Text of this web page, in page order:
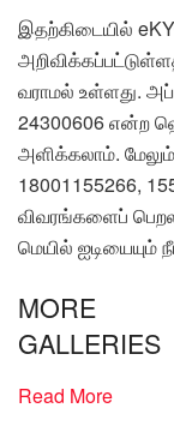
இதற்கிடையில்
வராமல் உள்ளது.
24300606 என்ற
அளிக்கலாம்.
18001155266,
விவரங்களைப்
மெயில்
MORE
GALLERIES
Read More